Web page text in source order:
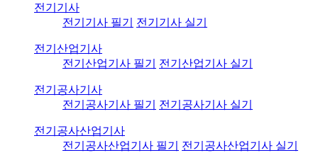
전기기사
전기기사 필기
전기기사 실기
전기산업기사
전기산업기사 필기
전기산업기사 실기
전기공사기사
전기공사기사 필기
전기공사기사 실기
전기공사산업기사
전기공사산업기사 필기
전기공사산업기사 실기